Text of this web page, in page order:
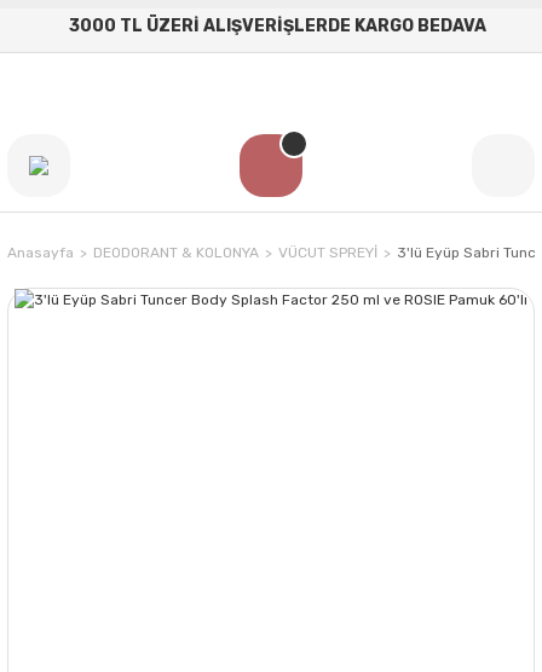
3000 TL ÜZERİ ALIŞVERİŞLERDE KARGO BEDAVA
Anasayfa DEODORANT & KOLONYA VÜCUT SPREYİ 3'lü Eyüp Sabri